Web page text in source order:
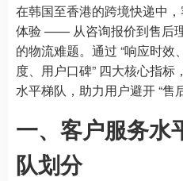
在韩国至香港的跨境快递中
体验 —— 从咨询报价到售后
的物流难题。通过 “响应时
度、用户口碑” 四大核心指
水平梯队，助力用户避开 “售
一、客户服务水
队划分